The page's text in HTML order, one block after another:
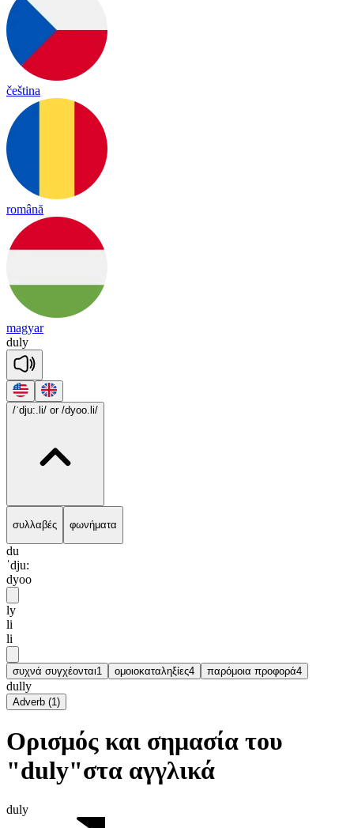
čeština
română
magyar
duly
/ˈdju:.li/ or /dyoo.li/
συλλαβές φωνήματα
du
ˈdju:
dyoo
ly
li
li
συχνά συγχέονται1 ομοιοκαταληξίες4 παρόμοια προφορά4
dully
Adverb (1)
Ορισμός και σημασία του
"duly"στα αγγλικά
duly